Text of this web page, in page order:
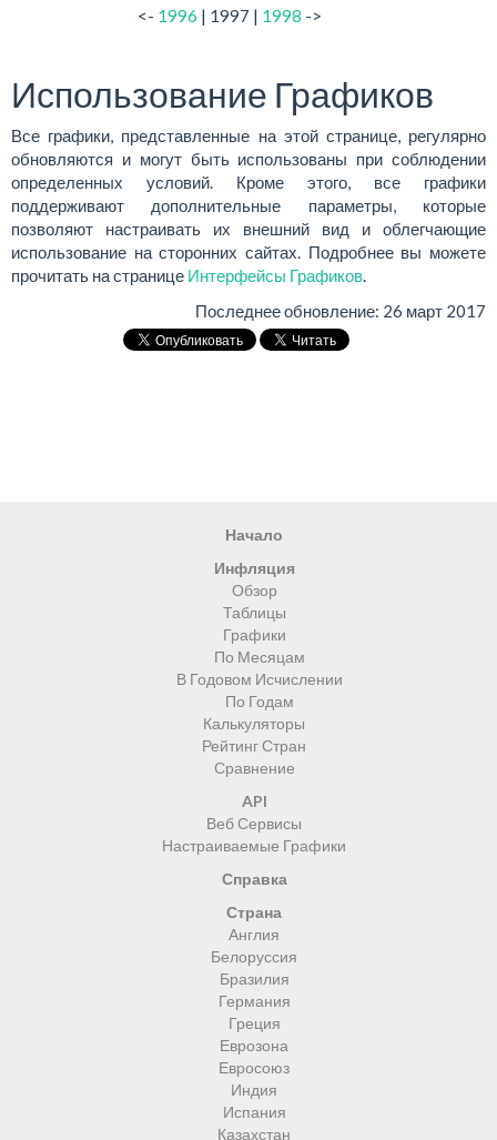
<- 1996 | 1997 | 1998 ->
Использование Графиков
Все графики, представленные на этой странице, регулярно
обновляются и могут быть использованы при соблюдении
определенных условий. Кроме этого, все графики
поддерживают дополнительные параметры, которые
позволяют настраивать их внешний вид и облегчающие
использование на сторонних сайтах. Подробнее вы можете
прочитать на странице Интерфейсы Графиков.
Последнее обновление: 26 март 2017
Начало
Инфляция
Обзор
Таблицы
Графики
По Месяцам
В Годовом Исчислении
По Годам
Калькуляторы
Рейтинг Стран
Сравнение
API
Веб Сервисы
Настраиваемые Графики
Справка
Страна
Англия
Белоруссия
Бразилия
Германия
Греция
Еврозона
Евросоюз
Индия
Испания
Казахстан